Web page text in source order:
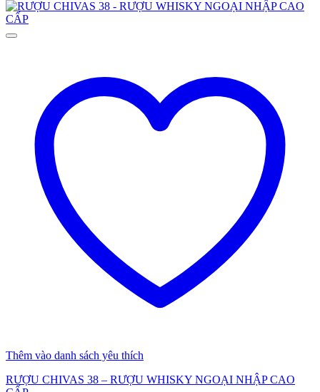
Thêm vào danh sách yêu thích
RƯỢU CHIVAS 38 – RƯỢU WHISKY NGOẠI NHẬP CAO